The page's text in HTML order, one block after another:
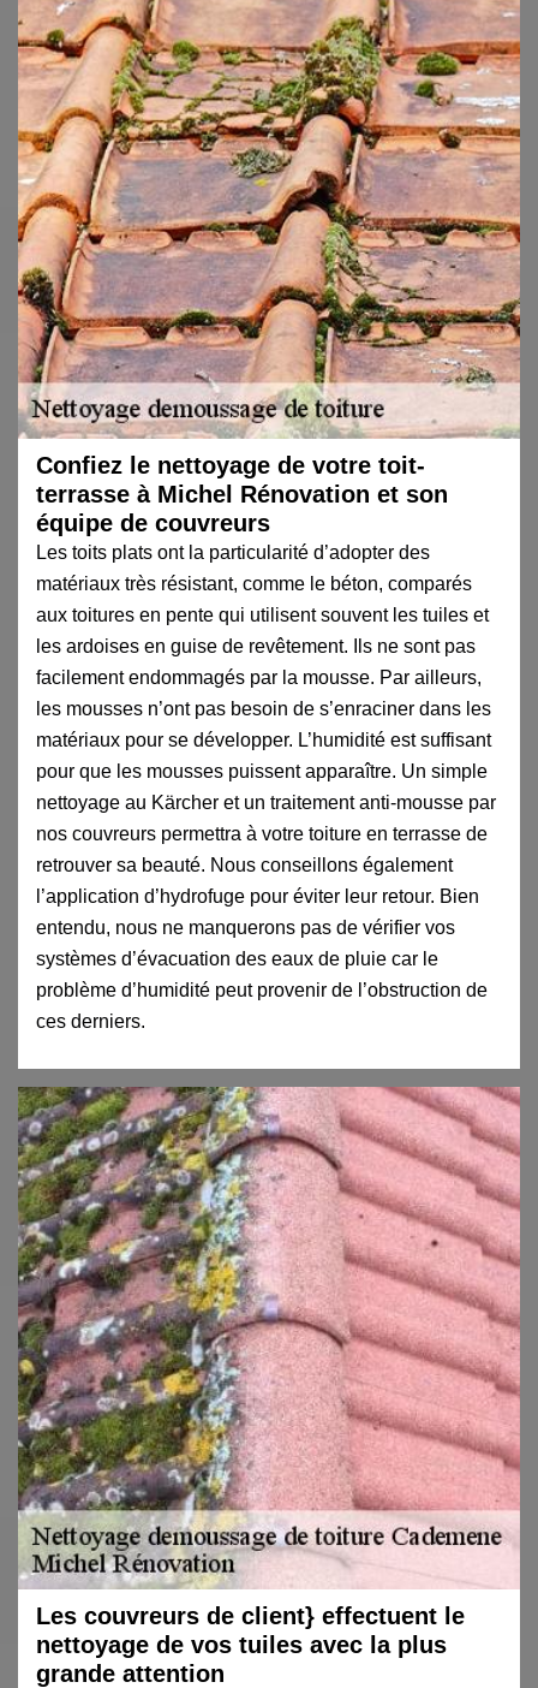
Confiez le nettoyage de votre toit-
terrasse à Michel Rénovation et son
équipe de couvreurs
Les toits plats ont la particularité d’adopter des
matériaux très résistant, comme le béton, comparés
aux toitures en pente qui utilisent souvent les tuiles et
les ardoises en guise de revêtement. Ils ne sont pas
facilement endommagés par la mousse. Par ailleurs,
les mousses n’ont pas besoin de s’enraciner dans les
matériaux pour se développer. L’humidité est suffisant
pour que les mousses puissent apparaître. Un simple
nettoyage au Kärcher et un traitement anti-mousse par
nos couvreurs permettra à votre toiture en terrasse de
retrouver sa beauté. Nous conseillons également
l’application d’hydrofuge pour éviter leur retour. Bien
entendu, nous ne manquerons pas de vérifier vos
systèmes d’évacuation des eaux de pluie car le
problème d’humidité peut provenir de l’obstruction de
ces derniers.
Les couvreurs de client} effectuent le
nettoyage de vos tuiles avec la plus
grande attention